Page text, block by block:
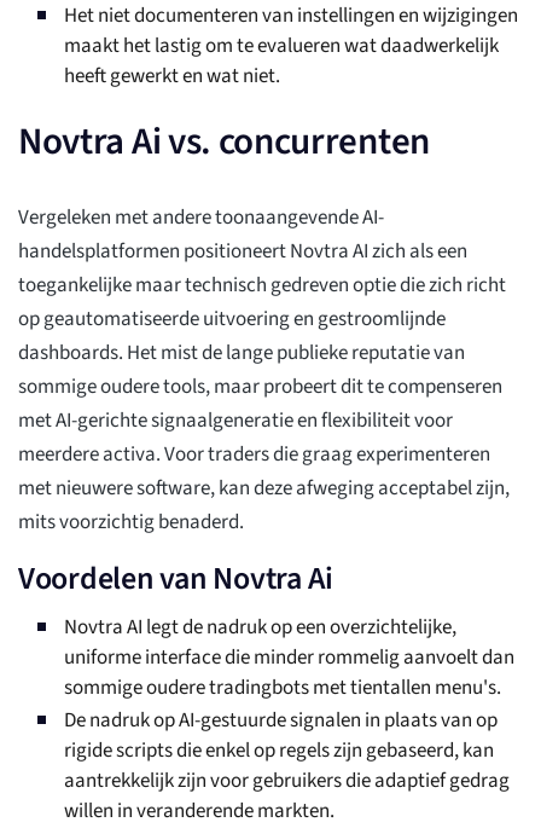
Het niet documenteren van instellingen en wijzigingen
maakt het lastig om te evalueren wat daadwerkelijk
heeft gewerkt en wat niet.
Novtra Ai vs. concurrenten
Vergeleken met andere toonaangevende AI-
handelsplatformen positioneert Novtra AI zich als een
toegankelijke maar technisch gedreven optie die zich richt
op geautomatiseerde uitvoering en gestroomlijnde
dashboards. Het mist de lange publieke reputatie van
sommige oudere tools, maar probeert dit te compenseren
met AI-gerichte signaalgeneratie en flexibiliteit voor
meerdere activa. Voor traders die graag experimenteren
met nieuwere software, kan deze afweging acceptabel zijn,
mits voorzichtig benaderd.
Voordelen van Novtra Ai
Novtra AI legt de nadruk op een overzichtelijke,
uniforme interface die minder rommelig aanvoelt dan
sommige oudere tradingbots met tientallen menu's.
De nadruk op AI-gestuurde signalen in plaats van op
rigide scripts die enkel op regels zijn gebaseerd, kan
aantrekkelijk zijn voor gebruikers die adaptief gedrag
willen in veranderende markten.